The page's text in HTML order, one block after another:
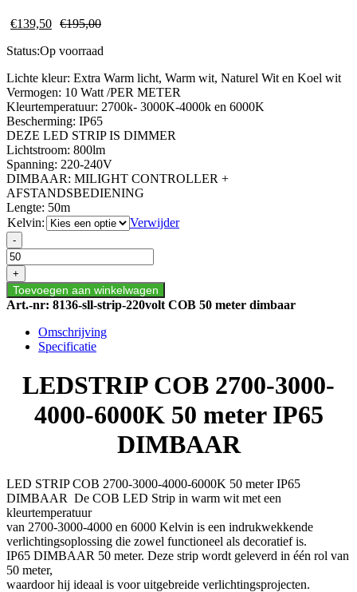
€139,50 €195,00
Status:Op voorraad
Lichte kleur: Extra Warm licht, Warm wit, Naturel Wit en Koel wit
Vermogen: 10 Watt /PER METER
Kleurtemperatuur: 2700k- 3000K-4000k en 6000K
Bescherming: IP65
DEZE LED STRIP IS DIMMER
Lichtstroom: 800lm
Spanning: 220-240V
DIMBAAR: MILIGHT CONTROLLER +
AFSTANDSBEDIENING
Lengte: 50m
Kelvin:
Verwijder
LED
STRIP
COB
2700-
3000-
4000-
meter
DIMBAAR
aantal
-
+
Toevoegen aan winkelwagen
Art.-nr: 8136-sll-strip-220volt COB 50 meter dimbaar
Omschrijving
Specificatie
LEDSTRIP COB 2700-3000-
4000-6000K 50 meter IP65
DIMBAAR
LED STRIP COB 2700-3000-4000-6000K 50 meter IP65
DIMBAAR De COB LED Strip in warm wit met een
kleurtemperatuur
van 2700-3000-4000 en 6000 Kelvin is een indrukwekkende
verlichtingsoplossing die zowel functioneel als decoratief is.
IP65 DIMBAAR 50 meter. Deze strip wordt geleverd in één rol van
50 meter,
waardoor hij ideaal is voor uitgebreide verlichtingsprojecten.